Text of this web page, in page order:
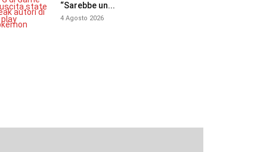
“Sarebbe un...
4 Agosto 2026